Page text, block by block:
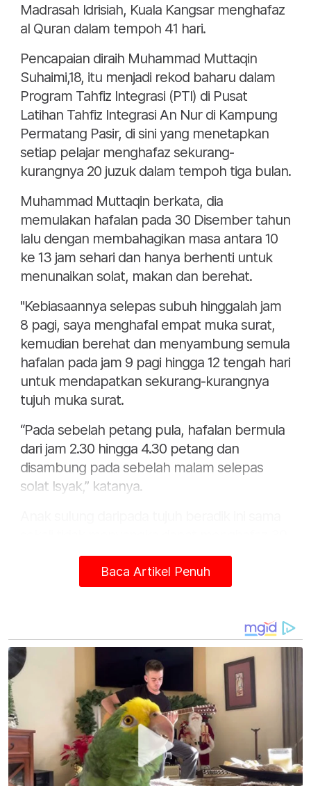
Madrasah Idrisiah, Kuala Kangsar menghafaz
al Quran dalam tempoh 41 hari.
Pencapaian diraih Muhammad Muttaqin
Suhaimi,18, itu menjadi rekod baharu dalam
Program Tahfiz Integrasi (PTI) di Pusat
Latihan Tahfiz Integrasi An Nur di Kampung
Permatang Pasir, di sini yang menetapkan
setiap pelajar menghafaz sekurang-
kurangnya 20 juzuk dalam tempoh tiga bulan.
Muhammad Muttaqin berkata, dia
memulakan hafalan pada 30 Disember tahun
lalu dengan membahagikan masa antara 10
ke 13 jam sehari dan hanya berhenti untuk
menunaikan solat, makan dan berehat.
"Kebiasaannya selepas subuh hinggalah jam
8 pagi, saya menghafal empat muka surat,
kemudian berehat dan menyambung semula
hafalan pada jam 9 pagi hingga 12 tengah hari
untuk mendapatkan sekurang-kurangnya
tujuh muka surat.
“Pada sebelah petang pula, hafalan bermula
dari jam 2.30 hingga 4.30 petang dan
disambung pada sebelah malam selepas
solat Isyak,” katanya.
juzuk dalam tempoh berkenaan kerana
berdepan kesukaran di awal proses hafalan.
Baca Artikel Penuh